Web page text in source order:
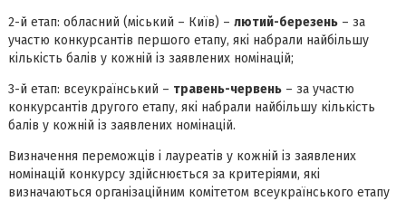
2-й етап: обласний (міський – Київ) – лютий-березень– за
участю конкурсантів першого етапу, які набрали найбільшу
кількість балів у кожній із заявлених номінацій;
3-й етап: всеукраїнський – травень-червень– за участю
конкурсантів другого етапу, які набрали найбільшу кількість
балів у кожній із заявлених номінацій.
Визначення переможців і лауреатів у кожній із заявлених
номінацій конкурсу здійснюється за критеріями, які
визначаються організаційним комітетом всеукраїнського етапу